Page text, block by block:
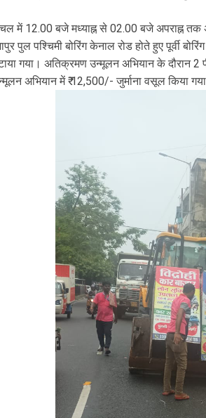
में 12.00 बजे मध्याह्न से 02.00 बजे अपराह्न
पुल पश्चिमी बोरिंग केनाल रोड होते हुए पूर्वी
गया। अतिक्रमण उन्मूलन अभियान के दौरान
अभियान में ₹ 12,500/- जुर्माना वसूल किया